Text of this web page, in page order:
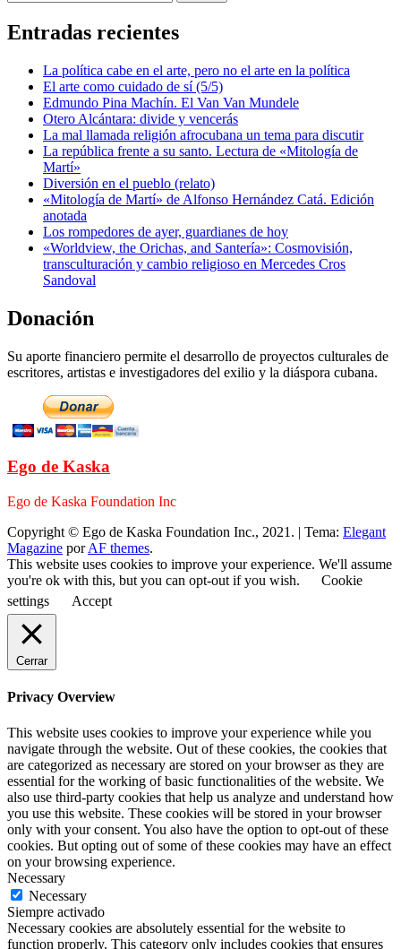
Entradas recientes
La política cabe en el arte, pero no el arte en la política
El arte como cuidado de sí (5/5)
Edmundo Pina Machín. El Van Van Mundele
Otero Alcántara: divide y vencerás
La mal llamada religión afrocubana un tema para discutir
La república frente a su santo. Lectura de «Mitología de
Martí»
Diversión en el pueblo (relato)
«Mitología de Martí» de Alfonso Hernández Catá. Edición
anotada
Los rompedores de ayer, guardianes de hoy
«Worldview, the Orichas, and Santería»: Cosmovisión,
transculturación y cambio religioso en Mercedes Cros
Sandoval
Donación
Su aporte financiero permite el desarrollo de proyectos culturales de
escritores, artistas e investigadores del exilio y la diáspora cubana.
Ego de Kaska
Ego de Kaska Foundation Inc
Copyright © Ego de Kaska Foundation Inc., 2021. | Tema: Elegant
Magazine porAF themes.
This website uses cookies to improve your experience. We'll assume
you're ok with this, but you can opt-out if you wish.
Cookie
settings
Accept
Cerrar
Privacy Overview
This website uses cookies to improve your experience while you
navigate through the website. Out of these cookies, the cookies that
are categorized as necessary are stored on your browser as they are
essential for the working of basic functionalities of the website. We
also use third-party cookies that help us analyze and understand how
you use this website. These cookies will be stored in your browser
only with your consent. You also have the option to opt-out of these
cookies. But opting out of some of these cookies may have an effect
on your browsing experience.
Necessary
Necessary
Siempre activado
Necessary cookies are absolutely essential for the website to
function properly. This category only includes cookies that ensures